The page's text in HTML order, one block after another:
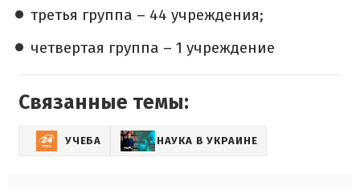
третья группа – 44 учреждения;
четвертая группа – 1 учреждение
Связанные темы:
УЧЕБА НАУКА В УКРАИНЕ